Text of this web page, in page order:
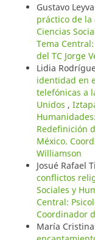
Gustavo
práctico de
Ciencias
Tema
del TC Jorge
Lidia
identidad en
telefónicas a
Unidos ,
Redefinición
México.
Williamson
Josué Rafael
conflictos
Sociales y
Central:
Coordinador
María